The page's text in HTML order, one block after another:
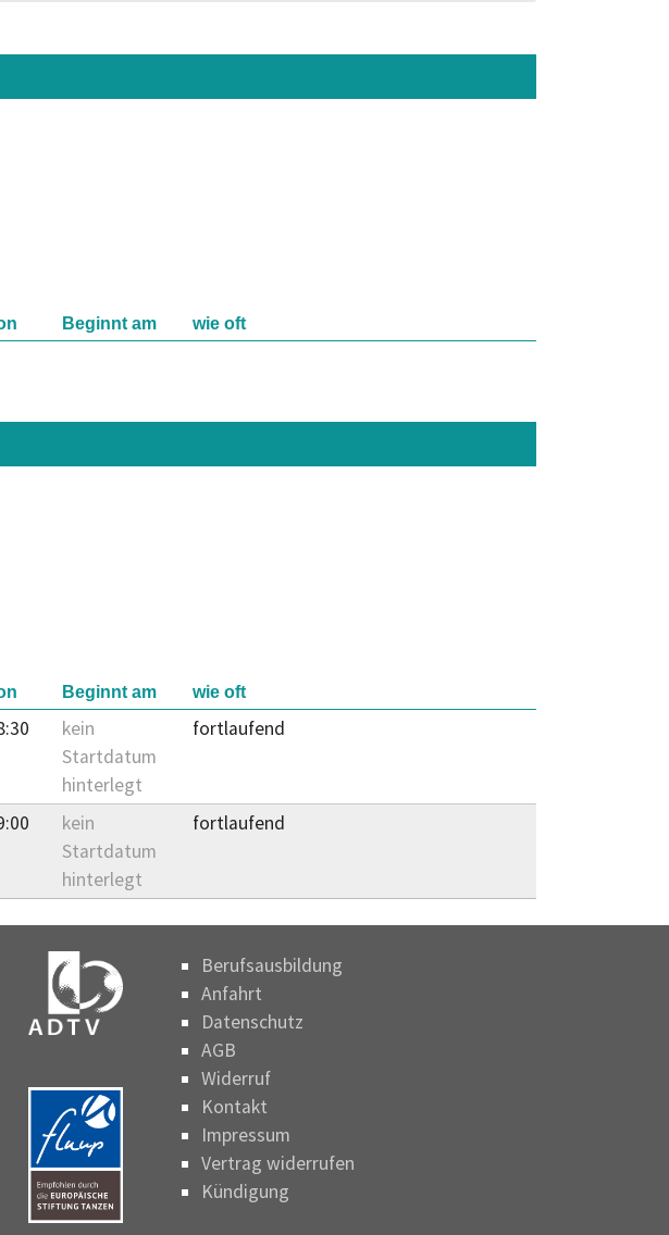
Beginnt am wie oft
Beginnt am wie oft
kein
Startdatum
hinterlegt
fortlaufend
kein
Startdatum
hinterlegt
fortlaufend
Berufsausbildung
Anfahrt
Datenschutz
AGB
Widerruf
Kontakt
Impressum
Vertrag widerrufen
Kündigung